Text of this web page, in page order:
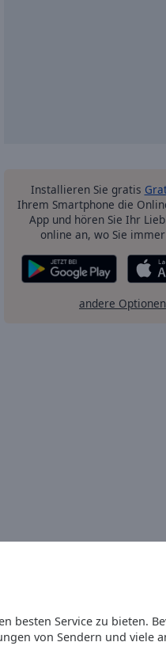
besten Service zu bieten.
von Sendern und viele
Installieren Sie gratis
Ihrem Smartphone die
App und hören Sie Ihr
online an, wo Sie
andere Optionen